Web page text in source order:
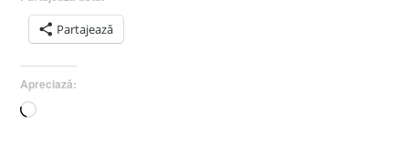
Partajează
Apreciază:
Încarc...